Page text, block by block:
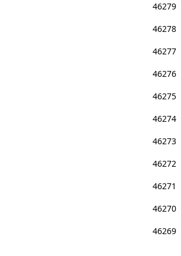
46279
46278
46277
46276
46275
46274
46273
46272
46271
46270
46269